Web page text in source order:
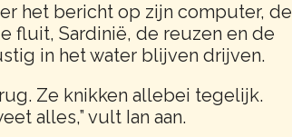
het bericht op zijn computer, de
fluit, Sardinië, de reuzen en de
in het water blijven drijven.
Ze knikken allebei tegelijk.
alles,” vult Ian aan.